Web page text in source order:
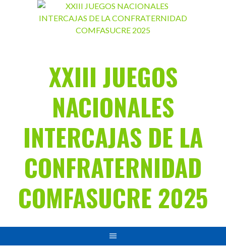
XXIII JUEGOS
NACIONALES
INTERCAJAS DE LA
CONFRATERNIDAD
COMFASUCRE 2025